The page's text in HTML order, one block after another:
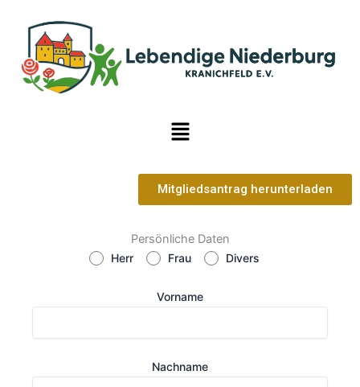
Inhalt
springen
Menü
Mitgliedsantrag herunterladen
Persönliche Daten
Herr Frau Divers
Vorname
Nachname